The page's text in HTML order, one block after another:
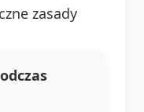
zasady